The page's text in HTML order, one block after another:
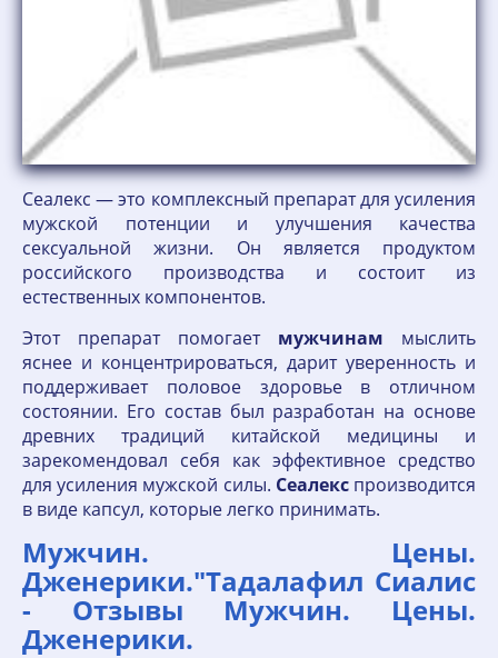
Сеалекс — это комплексный препарат для усиления
мужской потенции и улучшения качества
сексуальной жизни. Он является продуктом
российского производства и состоит из
естественных компонентов.
Этот препарат помогает мужчинам мыслить
яснее и концентрироваться, дарит уверенность и
поддерживает половое здоровье в отличном
состоянии. Его состав был разработан на основе
древних традиций китайской медицины и
зарекомендовал себя как эффективное средство
для усиления мужской силы. Сеалекспроизводится
в виде капсул, которые легко принимать.
Мужчин. Цены.
Дженерики."Тадалафил Сиалис
- Отзывы Мужчин. Цены.
Дженерики.